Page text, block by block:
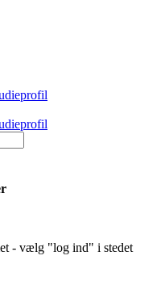
- vælg "log ind" i stedet